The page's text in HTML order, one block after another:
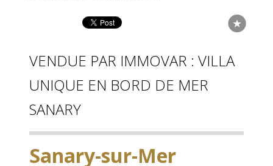
VENDUE PAR IMMOVAR : VILLA
UNIQUE EN BORD DE MER
SANARY
Sanary-sur-Mer